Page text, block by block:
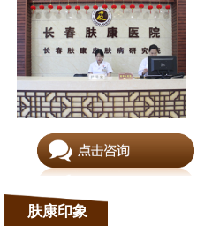
肤康印象